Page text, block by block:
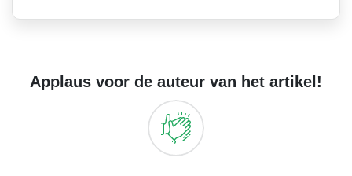
Applaus voor de auteur van het artikel!